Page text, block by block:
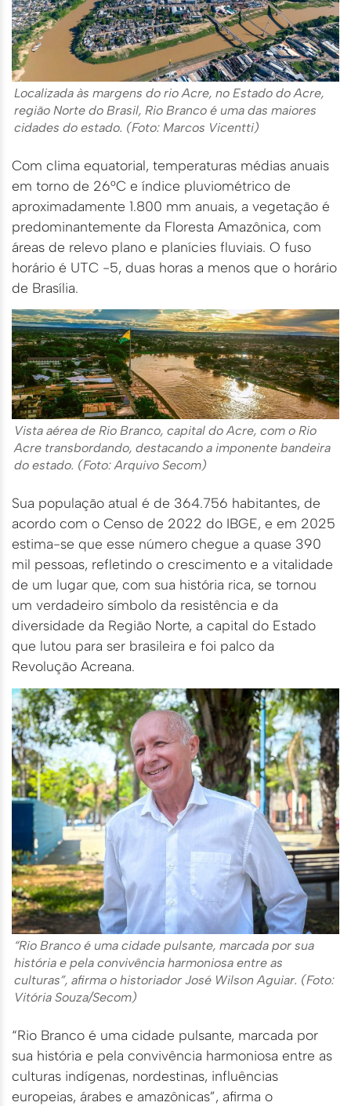
Localizada às margens do rio Acre, no Estado do Acre,
região Norte do Brasil, Rio Branco é uma das maiores
cidades do estado. (Foto: Marcos Vicentti)
Com clima equatorial, temperaturas médias anuais
em torno de 26°C e índice pluviométrico de
aproximadamente 1.800 mm anuais, a vegetação é
predominantemente da Floresta Amazônica, com
áreas de relevo plano e planícies fluviais. O fuso
horário é UTC -5, duas horas a menos que o horário
de Brasília.
Vista aérea de Rio Branco, capital do Acre, com o Rio
Acre transbordando, destacando a imponente bandeira
do estado. (Foto: Arquivo Secom)
Sua população atual é de 364.756 habitantes, de
acordo com o Censo de 2022 do IBGE, e em 2025
estima-se que esse número chegue a quase 390
mil pessoas, refletindo o crescimento e a vitalidade
de um lugar que, com sua história rica, se tornou
um verdadeiro símbolo da resistência e da
diversidade da Região Norte, a capital do Estado
que lutou para ser brasileira e foi palco da
Revolução Acreana.
“Rio Branco é uma cidade pulsante, marcada por sua
história e pela convivência harmoniosa entre as
culturas”, afirma o historiador José Wilson Aguiar. (Foto:
Vitória Souza/Secom)
“Rio Branco é uma cidade pulsante, marcada por
sua história e pela convivência harmoniosa entre as
culturas indígenas, nordestinas, influências
europeias, árabes e amazônicas”, afirma o